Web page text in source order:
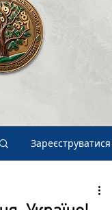
Зареєструватися